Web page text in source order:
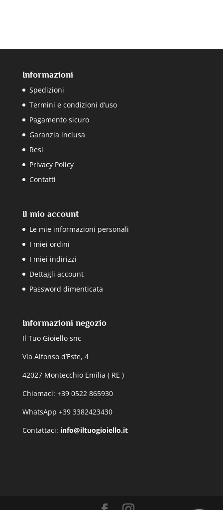
Informazioni
Spedizioni
Termini e condizioni d’uso
Pagamento sicuro
Garanzia inclusa
Resi
Privacy Policy
Contatti
Il mio account
Le mie informazioni personali
I miei ordini
I miei indirizzi
Dettagli account
Password dimenticata
Informazioni negozio
Il Tuo Gioiello snc
Via Alfonso d’Este, 4
42027 Montecchio Emilia ( RE )
Chiamaci: +39 0522 865930
WhatsApp +39 3382423430
Contattaci: info@iltuogioiello.it